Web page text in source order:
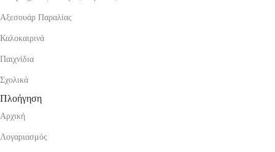
Αξεσουάρ Παραλίας
Καλοκαιρινά
Παιχνίδια
Σχολικά
Πλοήγηση
Αρχική
Λογαριασμός